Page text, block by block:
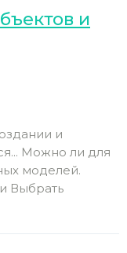
и
и
Можно ли для
моделей.
Выбрать